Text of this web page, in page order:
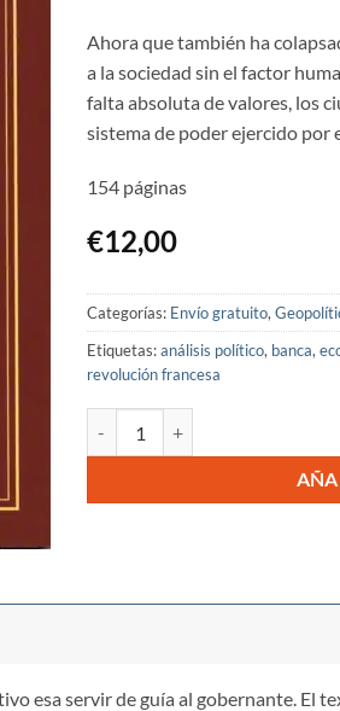
Ahora que también ha
a la sociedad sin el factor
falta absoluta de valores, los
sistema de poder ejercido por
154 páginas
€12,00
Categorías: Envío gratuito,
Etiquetas:análisis político, banca,
revolución francesa
esa servir de guía al gobernante. El